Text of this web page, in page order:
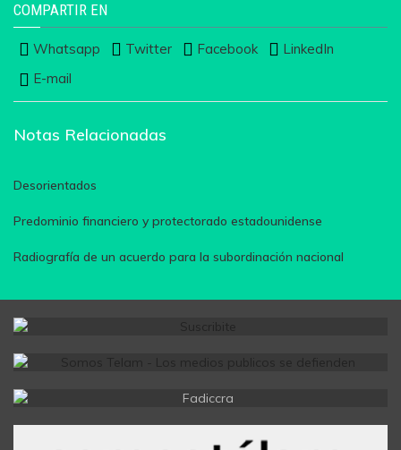
COMPARTIR EN
Whatsapp Twitter Facebook
LinkedIn
E-mail
Notas Relacionadas
Desorientados
Predominio financiero y protectorado estadounidense
Radiografía de un acuerdo para la subordinación nacional